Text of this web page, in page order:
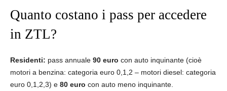
Quanto costano i pass per accedere
in ZTL?
Residenti: pass annuale 90 euro con auto inquinante (cioè
motori a benzina: categoria euro 0,1,2 – motori diesel: categoria
euro 0,1,2,3) e 80 euro con auto meno inquinante.